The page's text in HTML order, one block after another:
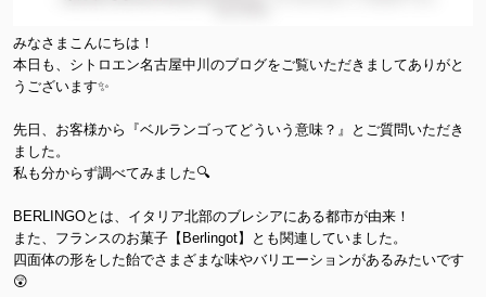
みなさまこんにちは！
本日も、シトロエン名古屋中川のブログをご覧いただきましてありがと
うございます✨
先日、お客様から『ベルランゴってどういう意味？』とご質問いただき
ました。
私も分からず調べてみました🔍
BERLINGOとは、イタリア北部のブレシアにある都市が由来！
また、フランスのお菓子【Berlingot】とも関連していました。
四面体の形をした飴でさまざまな味やバリエーションがあるみたいです
😲